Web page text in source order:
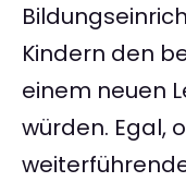
Kindern den
einem neuen
würden. Egal,